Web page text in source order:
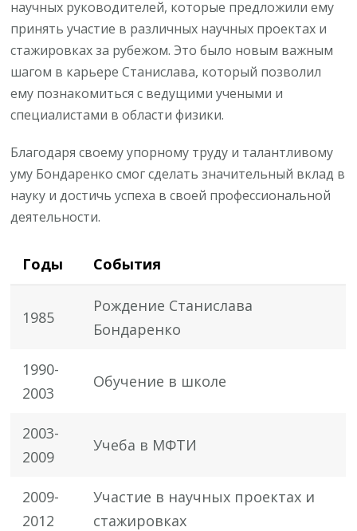
научных руководителей, которые предложили ему
принять участие в различных научных проектах и
стажировках за рубежом. Это было новым важным
шагом в карьере Станислава, который позволил
ему познакомиться с ведущими учеными и
специалистами в области физики.
Благодаря своему упорному труду и талантливому
уму Бондаренко смог сделать значительный вклад в
науку и достичь успеха в своей профессиональной
деятельности.
Годы События
1985
Рождение Станислава
Бондаренко
1990-
2003
Обучение в школе
2003-
2009
Учеба в МФТИ
2009-
2012
Участие в научных проектах и
стажировках